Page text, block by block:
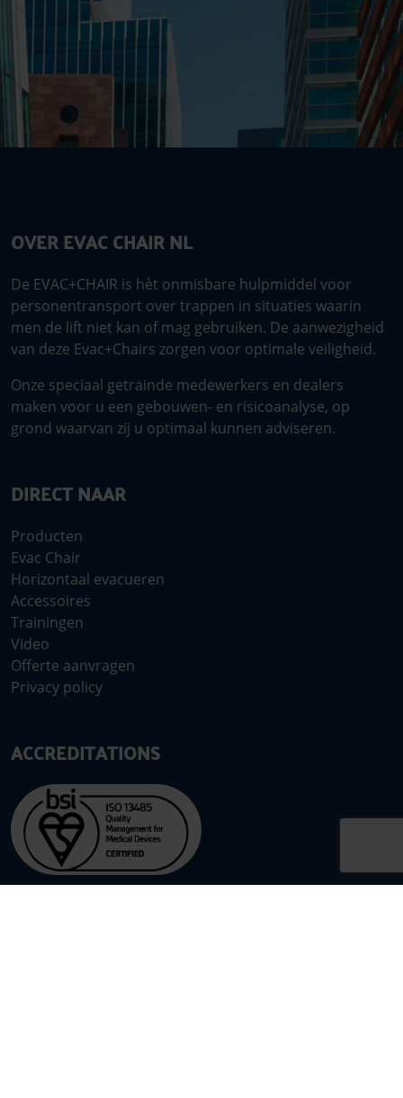
OVER EVAC CHAIR NL
De EVAC+CHAIR is hèt onmisbare hulpmiddel voor
personentransport over trappen in situaties waarin
men de lift niet kan of mag gebruiken. De aanwezigheid
van deze Evac+Chairs zorgen voor optimale veiligheid.
Onze speciaal getrainde medewerkers en dealers
maken voor u een gebouwen- en risicoanalyse, op
grond waarvan zij u optimaal kunnen adviseren.
DIRECT NAAR
Producten
Evac Chair
Horizontaal evacueren
Accessoires
Trainingen
Video
Offerte aanvragen
Privacy policy
ACCREDITATIONS